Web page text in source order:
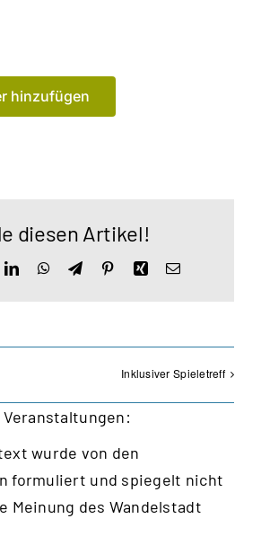
hinzufügen
diesen Artikel!
LinkedInWhatsApp
TelegramPinterestXingE-
Inklusiver Spieletreff
wurde von den
formuliert und spiegelt nicht
Meinung des Wandelstadt